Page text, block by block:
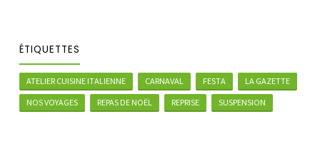
ÉTIQUETTES
ATELIER CUISINE ITALIENNE CARNAVAL FESTA
LA GAZETTE
NOS VOYAGES
REPAS DE NOËL REPRISE SUSPENSION